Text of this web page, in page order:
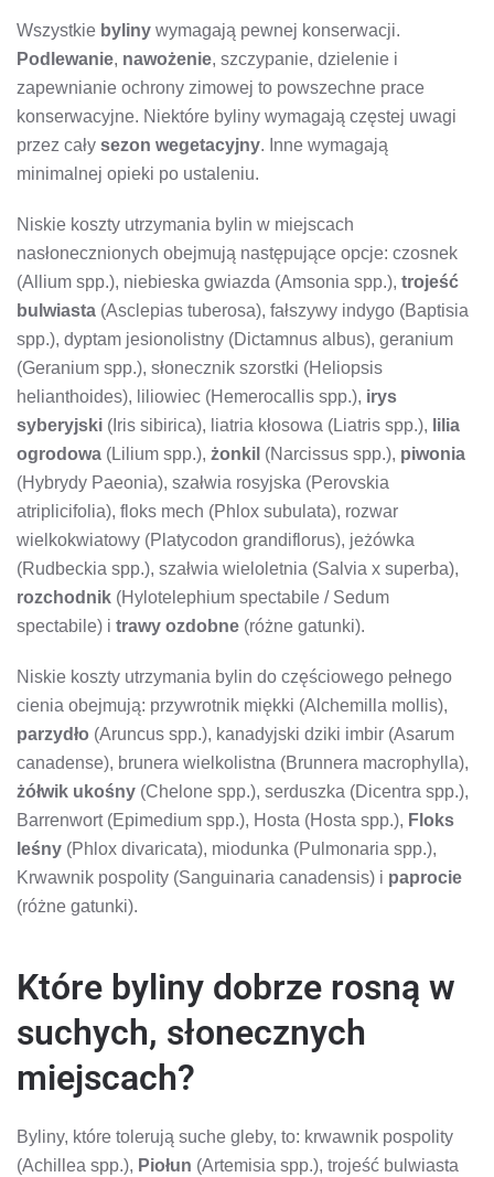
Wszystkie byliny wymagają pewnej konserwacji.
Podlewanie, nawożenie, szczypanie, dzielenie i
zapewnianie ochrony zimowej to powszechne prace
konserwacyjne. Niektóre byliny wymagają częstej uwagi
przez cały sezon wegetacyjny. Inne wymagają
minimalnej opieki po ustaleniu.
Niskie koszty utrzymania bylin w miejscach
nasłonecznionych obejmują następujące opcje: czosnek
(Allium spp.), niebieska gwiazda (Amsonia spp.), trojeść
bulwiasta (Asclepias tuberosa), fałszywy indygo (Baptisia
spp.), dyptam jesionolistny (Dictamnus albus), geranium
(Geranium spp.), słonecznik szorstki (Heliopsis
helianthoides), liliowiec (Hemerocallis spp.), irys
syberyjski (Iris sibirica), liatria kłosowa (Liatris spp.), lilia
ogrodowa (Lilium spp.), żonkil (Narcissus spp.), piwonia
(Hybrydy Paeonia), szałwia rosyjska (Perovskia
atriplicifolia), floks mech (Phlox subulata), rozwar
wielkokwiatowy (Platycodon grandiflorus), jeżówka
(Rudbeckia spp.), szałwia wieloletnia (Salvia x superba),
rozchodnik (Hylotelephium spectabile / Sedum
spectabile) i trawy ozdobne (różne gatunki).
Niskie koszty utrzymania bylin do częściowego pełnego
cienia obejmują: przywrotnik miękki (Alchemilla mollis),
parzydło (Aruncus spp.), kanadyjski dziki imbir (Asarum
canadense), brunera wielkolistna (Brunnera macrophylla),
żółwik ukośny (Chelone spp.), serduszka (Dicentra spp.),
Barrenwort (Epimedium spp.), Hosta (Hosta spp.), Floks
leśny (Phlox divaricata), miodunka (Pulmonaria spp.),
Krwawnik pospolity (Sanguinaria canadensis) i paprocie
(różne gatunki).
Które byliny dobrze rosną w
suchych, słonecznych
miejscach?
Byliny, które tolerują suche gleby, to: krwawnik pospolity
(Achillea spp.), Piołun (Artemisia spp.), trojeść bulwiasta